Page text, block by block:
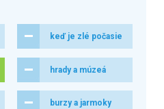
keď je zlé počasie
hrady a múzeá
burzy a jarmoky